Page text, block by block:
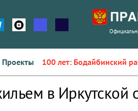
Проекты 100 лет: Бодайбинский
в Иркутской